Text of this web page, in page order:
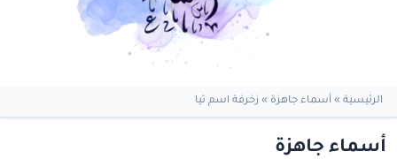
الرئيسية » أسماء جاهزة » زخرفة اسم تيا
أسماء جاهزة